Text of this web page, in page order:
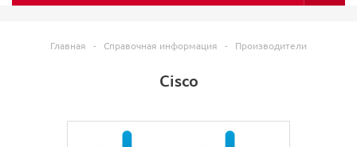
Главная - Справочная информация - Производители
Cisco